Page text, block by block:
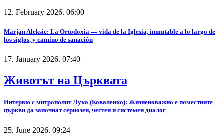
12. February 2026. 06:00
Marjan Aleksic: La Ortodoxia — vida de la Iglesia, inmutable a lo largo de
los siglos, y camino de sanación
17. January 2026. 07:40
Животът на Църквата
Интервю с митрополит Лука (Коваленко): Жизненоважно е поместните
църкви да започнат сериозен, честен и системен диалог
25. June 2026. 09:24